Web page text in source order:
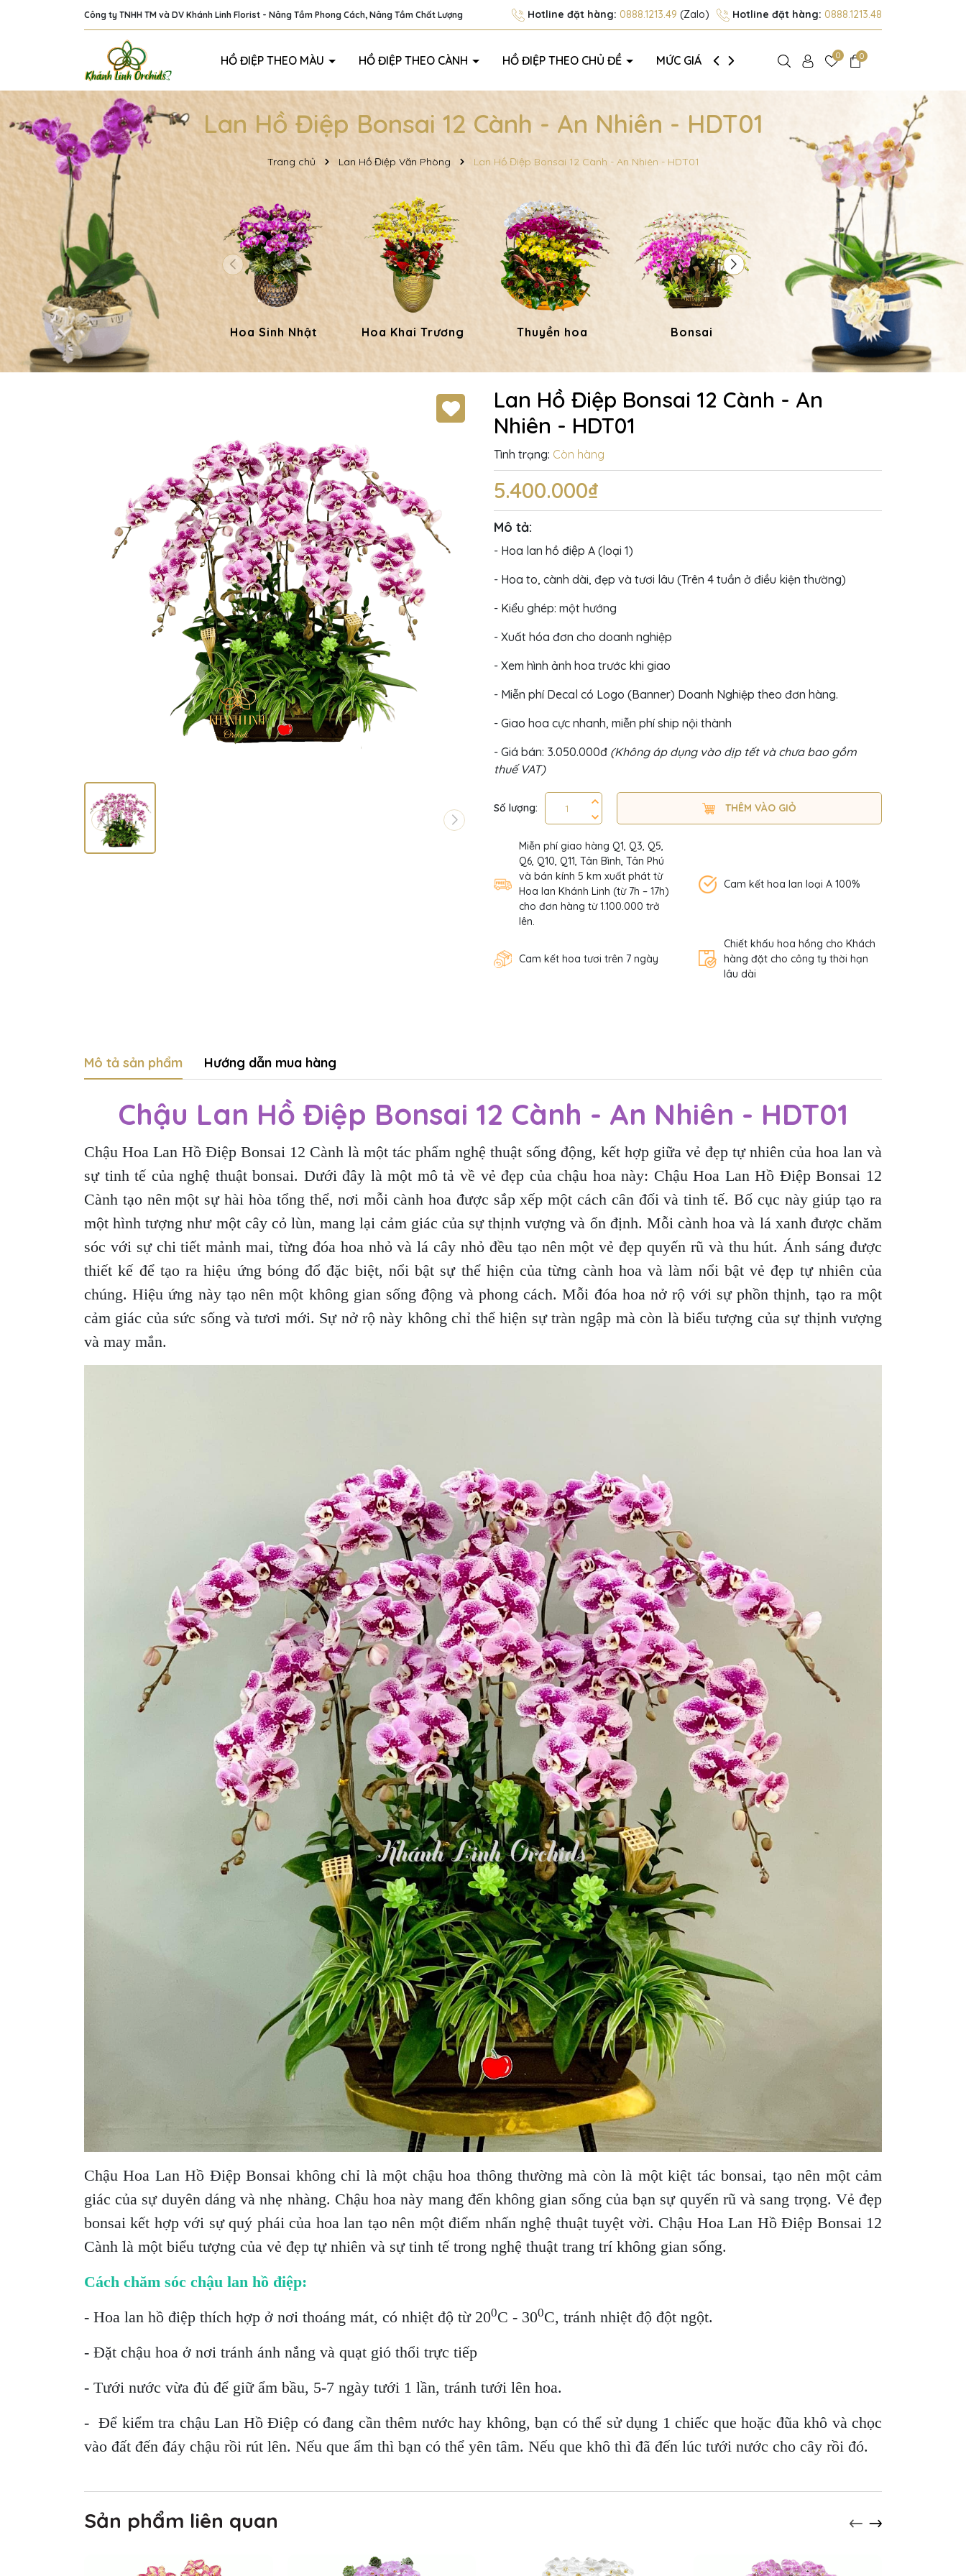
Công ty TNHH TM và DV Khánh Linh Florist - Nâng Tầm Phong Cách, Nâng Tầm Chất Lượng Hotline đặt hàng: 0888.1213.49 (Zalo) Hotline đặt hàng: 0888.1213.48
HỒ ĐIỆP THEO MÀU HỒ ĐIỆP THEO CÀNH HỒ ĐIỆP THEO CHỦ ĐỀ MỨC GIÁ GIỚI THIỆU 0 0
Lan Hồ Điệp Bonsai 12 Cành - An Nhiên - HDT01
Trang chủ Lan Hồ Điệp Văn Phòng Lan Hồ Điệp Bonsai 12 Cành - An Nhiên - HDT01
Hoa Sinh Nhật Hoa Khai Trương Thuyền hoa Bonsai Hoa Dâng Phật
Lan Hồ Điệp Bonsai 12 Cành - An
Nhiên - HDT01
Tình trạng: Còn hàng
5.400.000₫
Mô tả:
- Hoa lan hồ điệp A (loại 1)
- Hoa to, cành dài, đẹp và tươi lâu (Trên 4 tuần ở điều kiện thường)
- Kiểu ghép: một hướng
- Xuất hóa đơn cho doanh nghiệp
- Xem hình ảnh hoa trước khi giao
- Miễn phí Decal có Logo (Banner) Doanh Nghiệp theo đơn hàng.
- Giao hoa cực nhanh, miễn phí ship nội thành
- Giá bán: 3.050.000đ (Không áp dụng vào dịp tết và chưa bao gồm
thuế VAT)
Số lượng: THÊM VÀO GIỎ
Miễn phí giao hàng Q1, Q3, Q5,
Q6, Q10, Q11, Tân Bình, Tân Phú
và bán kính 5 km xuất phát từ
Hoa lan Khánh Linh (từ 7h – 17h)
cho đơn hàng từ 1.100.000 trở
lên.
Cam kết hoa lan loại A 100%
Cam kết hoa tươi trên 7 ngày
Chiết khấu hoa hồng cho Khách
hàng đặt cho công ty thời hạn
lâu dài
Mô tả sản phẩm Hướng dẫn mua hàng
Chậu Lan Hồ Điệp Bonsai 12 Cành - An Nhiên - HDT01
Chậu Hoa Lan Hồ Điệp Bonsai 12 Cành là một tác phẩm nghệ thuật sống động, kết hợp giữa vẻ đẹp tự nhiên của hoa lan và
sự tinh tế của nghệ thuật bonsai. Dưới đây là một mô tả về vẻ đẹp của chậu hoa này: Chậu Hoa Lan Hồ Điệp Bonsai 12
Cành tạo nên một sự hài hòa tổng thể, nơi mỗi cành hoa được sắp xếp một cách cân đối và tinh tế. Bố cục này giúp tạo ra
một hình tượng như một cây cỏ lùn, mang lại cảm giác của sự thịnh vượng và ổn định. Mỗi cành hoa và lá xanh được chăm
sóc với sự chi tiết mảnh mai, từng đóa hoa nhỏ và lá cây nhỏ đều tạo nên một vẻ đẹp quyến rũ và thu hút. Ánh sáng được
thiết kế để tạo ra hiệu ứng bóng đổ đặc biệt, nổi bật sự thể hiện của từng cành hoa và làm nổi bật vẻ đẹp tự nhiên của
chúng. Hiệu ứng này tạo nên một không gian sống động và phong cách. Mỗi đóa hoa nở rộ với sự phồn thịnh, tạo ra một
cảm giác của sức sống và tươi mới. Sự nở rộ này không chỉ thể hiện sự tràn ngập mà còn là biểu tượng của sự thịnh vượng
và may mắn.
Chậu Hoa Lan Hồ Điệp Bonsai không chỉ là một chậu hoa thông thường mà còn là một kiệt tác bonsai, tạo nên một cảm
giác của sự duyên dáng và nhẹ nhàng. Chậu hoa này mang đến không gian sống của bạn sự quyến rũ và sang trọng. Vẻ đẹp
bonsai kết hợp với sự quý phái của hoa lan tạo nên một điểm nhấn nghệ thuật tuyệt vời. Chậu Hoa Lan Hồ Điệp Bonsai 12
Cành là một biểu tượng của vẻ đẹp tự nhiên và sự tinh tế trong nghệ thuật trang trí không gian sống.
Cách chăm sóc chậu lan hồ điệp:
- Hoa lan hồ điệp thích hợp ở nơi thoáng mát, có nhiệt độ từ 200C - 300C, tránh nhiệt độ đột ngột.
- Đặt chậu hoa ở nơi tránh ánh nắng và quạt gió thổi trực tiếp
- Tưới nước vừa đủ để giữ ẩm bầu, 5-7 ngày tưới 1 lần, tránh tưới lên hoa.
- Để kiểm tra chậu Lan Hồ Điệp có đang cần thêm nước hay không, bạn có thể sử dụng 1 chiếc que hoặc đũa khô và chọc
vào đất đến đáy chậu rồi rút lên. Nếu que ẩm thì bạn có thể yên tâm. Nếu que khô thì đã đến lúc tưới nước cho cây rồi đó.
Sản phẩm liên quan